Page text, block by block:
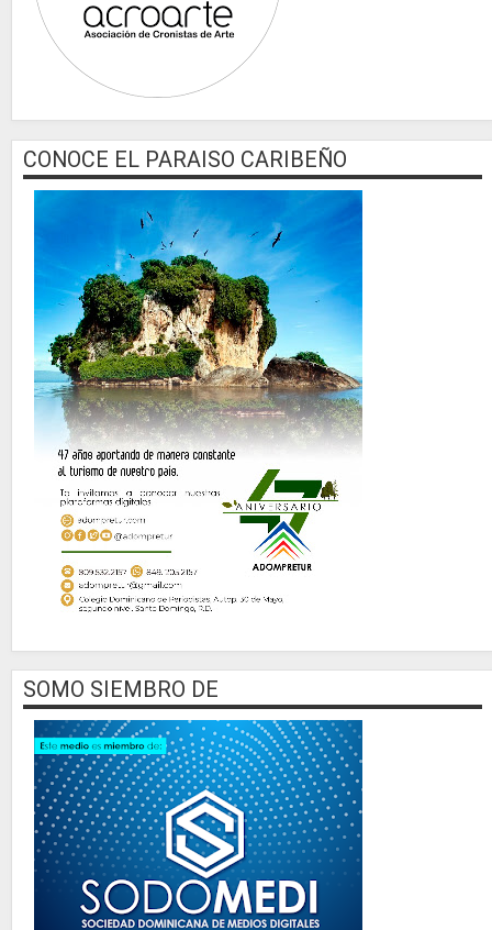
CONOCE EL PARAISO CARIBEÑO
SOMO SIEMBRO DE